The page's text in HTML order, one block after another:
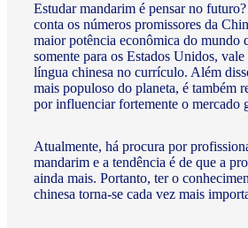
Estudar mandarim é pensar no
conta os números promissores da
maior potência econômica do mundo
somente para os Estados Unidos, vale
língua chinesa no currículo. Além
mais populoso do planeta, é também
por influenciar fortemente o mercado
Atualmente, há procura por
mandarim e a tendência é de que a
ainda mais. Portanto, ter o
chinesa torna-se cada vez mais